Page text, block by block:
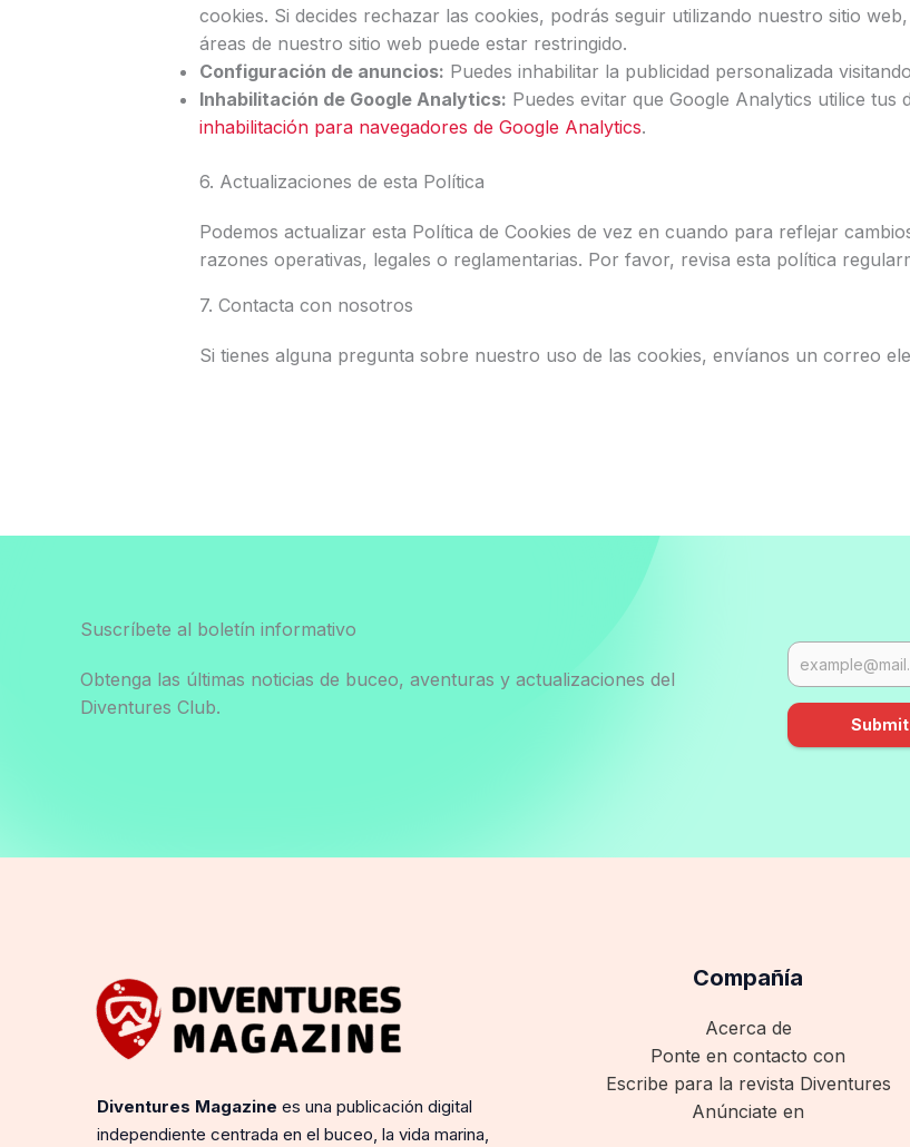
cookies. Si decides rechazar las cookies, podrás seguir utilizando nuestro sitio
áreas de nuestro sitio web puede estar restringido.
Configuración de anuncios: Puedes inhabilitar la publicidad personalizada visitando
Inhabilitación de Google Analytics: Puedes evitar que Google Analytics utilice tus
inhabilitación para navegadores de Google Analytics.
6. Actualizaciones de esta Política
Podemos actualizar esta Política de Cookies de vez en cuando para reflejar
razones operativas, legales o reglamentarias. Por favor, revisa esta política
7. Contacta con nosotros
Si tienes alguna pregunta sobre nuestro uso de las cookies, envíanos un correo
Suscríbete al boletín informativo
Obtenga las últimas noticias de buceo, aventuras y actualizaciones del
Diventures Club.
Submit
Diventures Magazine es una publicación digital
independiente centrada en el buceo, la vida marina,
Compañía
Acerca de
Ponte en contacto con
Escribe para la revista Diventures
Anúnciate en